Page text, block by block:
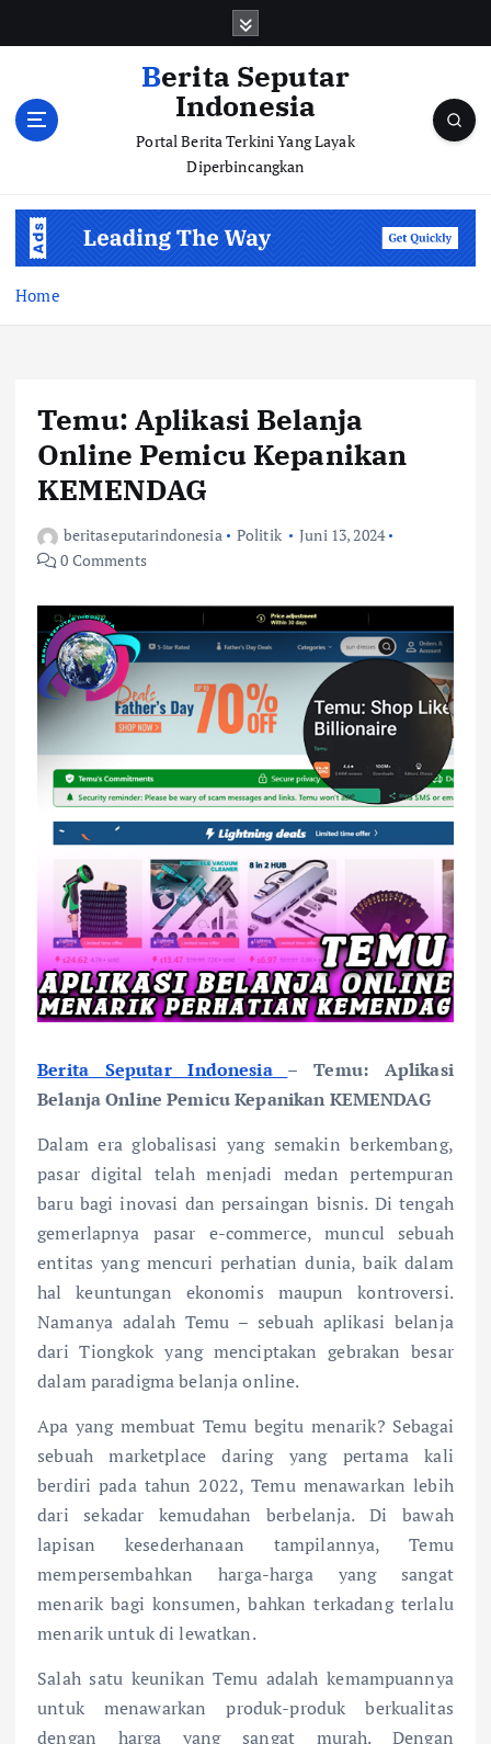
Berita Seputar
Indonesia
Portal Berita Terkini Yang Layak
Diperbincangkan
Home
Temu: Aplikasi Belanja
Online Pemicu Kepanikan
KEMENDAG
beritaseputarindonesia Politik
Juni 13, 2024
0 Comments
Berita Seputar Indonesia – Temu: Aplikasi
Belanja Online Pemicu Kepanikan KEMENDAG
Dalam era globalisasi yang semakin berkembang,
pasar digital telah menjadi medan pertempuran
baru bagi inovasi dan persaingan bisnis. Di tengah
gemerlapnya pasar e-commerce, muncul sebuah
entitas yang mencuri perhatian dunia, baik dalam
hal keuntungan ekonomis maupun kontroversi.
Namanya adalah Temu – sebuah aplikasi belanja
dari Tiongkok yang menciptakan gebrakan besar
dalam paradigma belanja online.
Apa yang membuat Temu begitu menarik? Sebagai
sebuah marketplace daring yang pertama kali
berdiri pada tahun 2022, Temu menawarkan lebih
dari sekadar kemudahan berbelanja. Di bawah
lapisan kesederhanaan tampilannya, Temu
mempersembahkan harga-harga yang sangat
menarik bagi konsumen, bahkan terkadang terlalu
menarik untuk di lewatkan.
Salah satu keunikan Temu adalah kemampuannya
untuk menawarkan produk-produk berkualitas
dengan harga yang sangat murah. Dengan